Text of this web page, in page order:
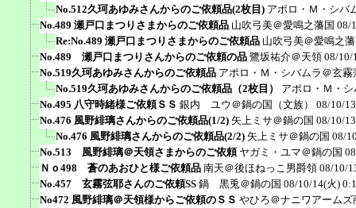
No.512久珂あゆみさんからのご依頼品(2枚目) アポロ・Ｍ・シバ
No.489 瀬戸口まつりさまからのご依頼品 山吹弓美＠愛鳴之藩国 08/
Re:No.489 瀬戸口まつりさまからのご依頼品 山吹弓美＠愛鳴之
No.489 瀬戸口まつりさんからのご依頼の品 鷺坂祐介＠天領 08/10/
No.519久珂あゆみさんからのご依頼品 アポロ・Ｍ・シバムラ＠玄霧
No.519久珂あゆみさんからのご依頼品（2枚目）
アポロ・Ｍ・
No.495 八守時緒様ご依頼ＳＳ 銀内 ユウ＠鍋の国（文族）
08/10/
No.476 風野緋璃さんからのご依頼品(1/2) 矢上ミサ＠鍋の国 08/10/
No.476 風野緋璃さんからのご依頼品(2/2) 矢上ミサ＠鍋の国 08/
No.513 風野緋璃＠天領さまからのご依頼 ヤガミ・ユマ＠鍋の国
Ｎｏ498 蒼のあおひと様ご依頼品 南天＠後ほねっこ男爵領 08/10/
No.457 玄霧弦耶さんのご依頼SS 鍋 黒兎＠鍋の国 08/10/14(火)
No472 風野緋璃＠天領様からご依頼のＳＳ やひろ＠ナニワアームズ